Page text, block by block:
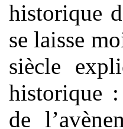
historique
se laisse
siècle
historique
de